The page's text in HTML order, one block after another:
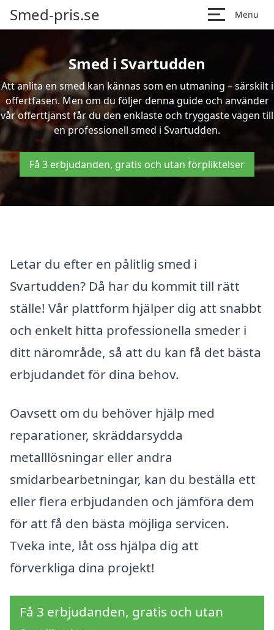
Smed-pris.se Menu
Smed i Svartudden
Att anlita en smed kan kännas som en utmaning – särskilt i
offertfasen. Men om du följer denna guide och använder
vår offerttjänst får du den enklaste och tryggaste vägen till
en professionell smed i Svartudden.
Få 3 erbjudanden, gratis och utan förpliktelser
Letar du efter en pålitlig smed i
Svartudden? Då har du kommit till rätt
ställe! Vår plattform hjälper dig att snabbt
och enkelt hitta professionella smeder i
ditt närområde, så att du kan få det bästa
erbjudandet för dina behov.
Oavsett om du behöver hjälp med
reparationer, skräddarsydda
metalllösningar eller andra
smidarbearbetningar, kan du beställa ett
eller flera erbjudanden och jämföra dem
för att få den bästa möjliga servicen.
Tveka inte, låt oss hjälpa dig att
förverkliga dina projekt!
Få 3 erbjudanden, gratis och utan